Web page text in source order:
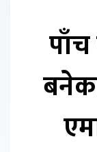
पाँच